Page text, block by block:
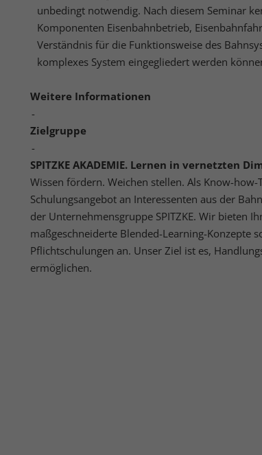
unbedingt notwendig. Nach diesem Seminar
Komponenten Eisenbahnbetrieb,
Verständnis für die Funktionsweise des
komplexes System eingegliedert werden
Weitere Informationen
Zielgruppe
SPITZKE AKADEMIE. Lernen in vernetzten
Wissen fördern. Weichen stellen. Als Know-
Schulungsangebot an Interessenten aus der
der Unternehmensgruppe SPITZKE. Wir bieten
maßgeschneiderte Blended-Learning-Konzepte
Pflichtschulungen an. Unser Ziel ist es,
ermöglichen.